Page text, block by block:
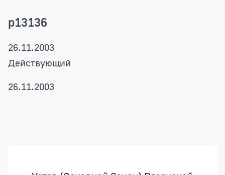
p13136
26.11.2003
Действующий
26.11.2003